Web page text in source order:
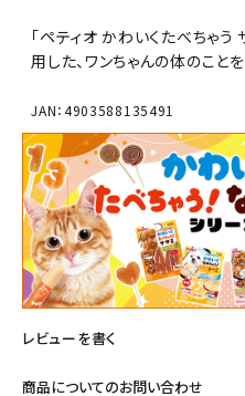
「ペティオ かわいくたべちゃ
用した、ワンちゃんの体のこと
JAN：4903588135491
レビューを書く
商品についてのお問い合わせ